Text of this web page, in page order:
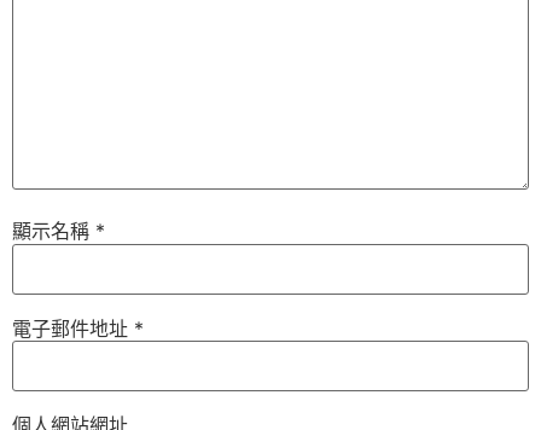
顯示名稱 *
電子郵件地址 *